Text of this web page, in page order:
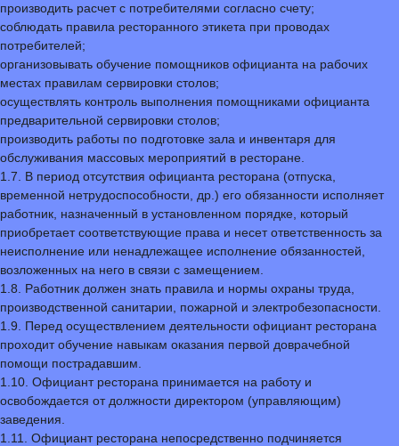
производить расчет с потребителями согласно счету;
соблюдать правила ресторанного этикета при проводах
потребителей;
организовывать обучение помощников официанта на рабочих
местах правилам сервировки столов;
осуществлять контроль выполнения помощниками официанта
предварительной сервировки столов;
производить работы по подготовке зала и инвентаря для
обслуживания массовых мероприятий в ресторане.
1.7. В период отсутствия официанта ресторана (отпуска,
временной нетрудоспособности, др.) его обязанности исполняет
работник, назначенный в установленном порядке, который
приобретает соответствующие права и несет ответственность за
неисполнение или ненадлежащее исполнение обязанностей,
возложенных на него в связи с замещением.
1.8. Работник должен знать правила и нормы охраны труда,
производственной санитарии, пожарной и электробезопасности.
1.9. Перед осуществлением деятельности официант ресторана
проходит обучение навыкам оказания первой доврачебной
помощи пострадавшим.
1.10. Официант ресторана принимается на работу и
освобождается от должности директором (управляющим)
заведения.
1.11. Официант ресторана непосредственно подчиняется